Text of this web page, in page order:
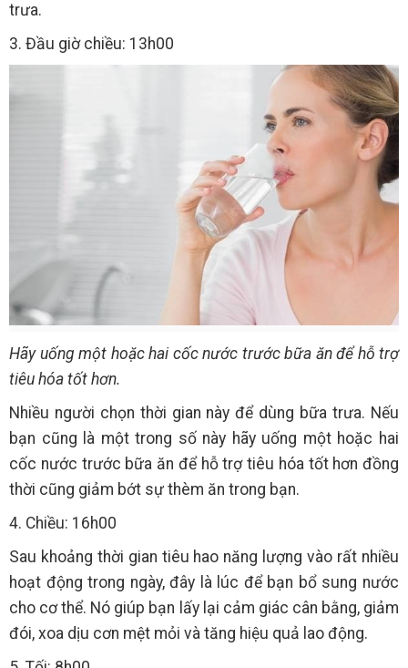
trưa.
3. Đầu giờ chiều: 13h00
Hãy uống một hoặc hai cốc nước trước bữa ăn để hỗ trợ
tiêu hóa tốt hơn.
Nhiều người chọn thời gian này để dùng bữa trưa. Nếu
bạn cũng là một trong số này hãy uống một hoặc hai
cốc nước trước bữa ăn để hỗ trợ tiêu hóa tốt hơn đồng
thời cũng giảm bớt sự thèm ăn trong bạn.
4. Chiều: 16h00
Sau khoảng thời gian tiêu hao năng lượng vào rất nhiều
hoạt động trong ngày, đây là lúc để bạn bổ sung nước
cho cơ thể. Nó giúp bạn lấy lại cảm giác cân bằng, giảm
đói, xoa dịu cơn mệt mỏi và tăng hiệu quả lao động.